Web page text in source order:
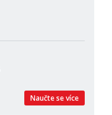
Naučte se více